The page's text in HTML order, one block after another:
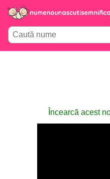
Încearcă acest